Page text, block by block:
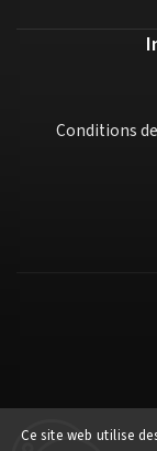
Ce site web utilise
Conditions